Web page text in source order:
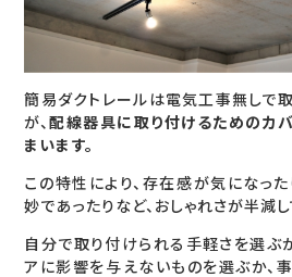
簡易ダクトレールは電気工事無しで
が、配線器具に取り付けるためのカ
まいます。
この特性により、存在感が気になっ
妙であったりなど、おしゃれさが半減し
自分で取り付けられる手軽さを選ぶ
アに影響を与えないものを選ぶか、